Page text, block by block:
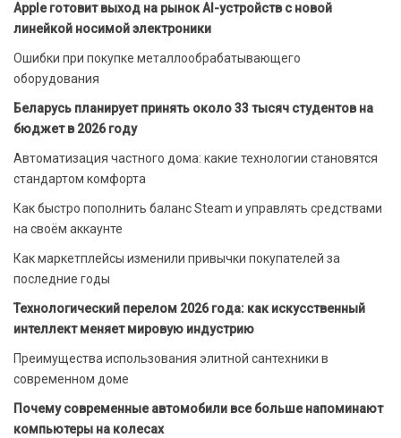
Apple готовит выход на рынок AI-устройств с новой
линейкой носимой электроники
Ошибки при покупке металлообрабатывающего
оборудования
Беларусь планирует принять около 33 тысяч студентов на
бюджет в 2026 году
Автоматизация частного дома: какие технологии становятся
стандартом комфорта
Как быстро пополнить баланс Steam и управлять средствами
на своём аккаунте
Как маркетплейсы изменили привычки покупателей за
последние годы
Технологический перелом 2026 года: как искусственный
интеллект меняет мировую индустрию
Преимущества использования элитной сантехники в
современном доме
Почему современные автомобили все больше напоминают
компьютеры на колесах